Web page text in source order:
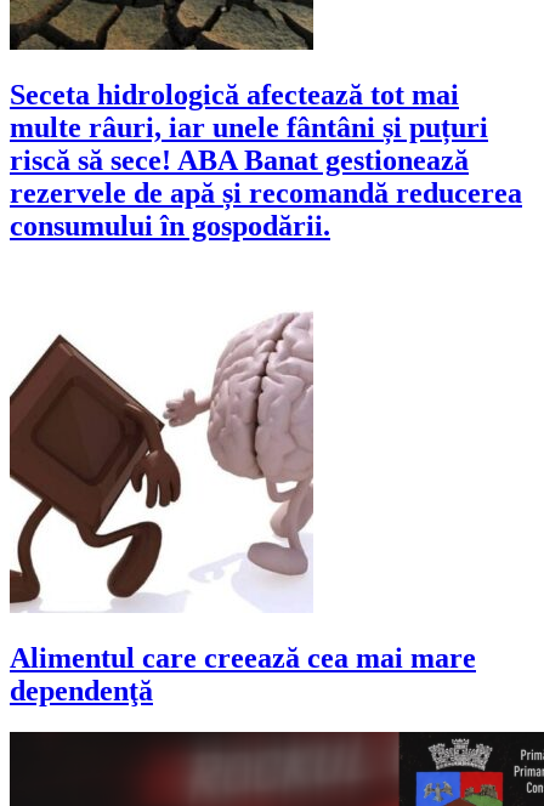
Seceta hidrologică afectează tot mai
multe râuri, iar unele fântâni și puțuri
riscă să sece! ABA Banat gestionează
rezervele de apă și recomandă reducerea
consumului în gospodării.
Alimentul care creează cea mai mare
dependenţă